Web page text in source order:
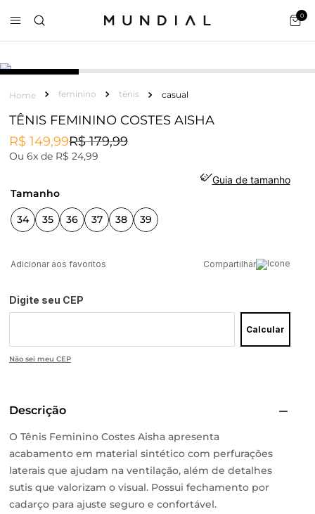
0
feminino tênis casual
TÊNIS FEMININO COSTES AISHA
R$ 179,99
R$ 149,99
Ou 6x de R$ 24,99
Guia de tamanho
tamanho
34 35 36 37 38 39
Compartilhar
Digite seu CEP
Calcular
Não sei meu CEP
Descrição
O Tênis Feminino Costes Aisha apresenta
acabamento em material sintético com perfurações
laterais que ajudam na ventilação, além de detalhes
sutis que valorizam o visual. Possui fechamento por
cadarço para ajuste seguro e confortável.